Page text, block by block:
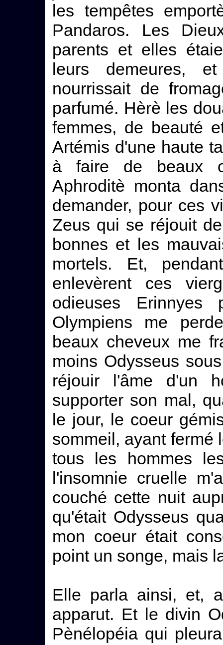
les tempêtes
Pandaros. Les
parents et elles
leurs demeures,
nourrissait de
parfumé. Hèrè les
femmes, de beauté
Artémis d'une haute
à faire de beaux
Aphroditè monta
demander, pour ces
Zeus qui se réjouit
bonnes et les
mortels. Et,
enlevèrent ces
odieuses
Olympiens me
beaux cheveux me
moins Odysseus
réjouir l'âme d'un
supporter son mal,
le jour, le coeur
sommeil, ayant fermé
tous les hommes
l'insomnie cruelle
couché cette nuit
qu'était Odysseus
mon coeur était
point un songe, mais
Elle parla ainsi, et,
apparut. Et le divin
Pènélopéia qui